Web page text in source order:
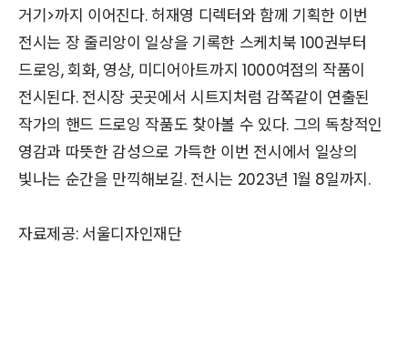
거기>까지 이어진다. 허재영 디렉터와 함께 기획한 이번
전시는 장 줄리앙이 일상을 기록한 스케치북 100권부터
드로잉, 회화, 영상, 미디어아트까지 1000여점의 작품이
전시된다. 전시장 곳곳에서 시트지처럼 감쪽같이 연출된
작가의 핸드 드로잉 작품도 찾아볼 수 있다. 그의 독창적인
영감과 따뜻한 감성으로 가득한 이번 전시에서 일상의
빛나는 순간을 만끽해보길. 전시는 2023년 1월 8일까지.
자료제공: 서울디자인재단